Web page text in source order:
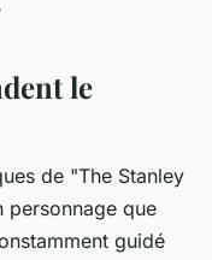
le
de "The Stanley
personnage que
guidé